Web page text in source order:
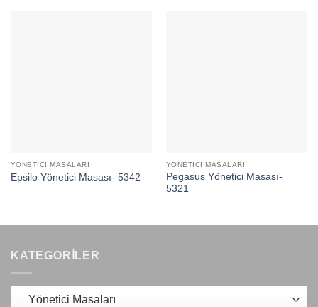
YÖNETICI MASALARI
Epsilo Yönetici Masası- 5342
YÖNETICI MASALARI
Pegasus Yönetici Masası-
5321
KATEGORILER